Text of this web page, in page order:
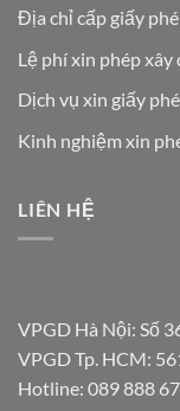
Địa chỉ cấp giấy
Lệ phí xin phép xây
Dịch vụ xin giấy
Kinh nghiệm xin
LIÊN HỆ
VPGD Hà Nội: Số
VPGD Tp. HCM:
Hotline: 089 888